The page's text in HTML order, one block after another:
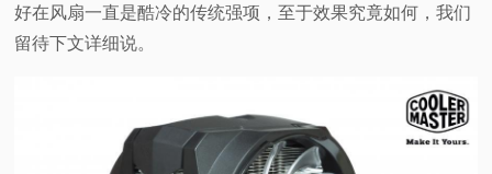
好在风扇一直是酷冷的传统强项，至于效果究竟如何，我们
留待下文详细说。